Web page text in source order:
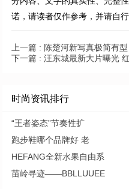
诺，请读者仅作参考，并请自行
上一篇 : 陈楚河新写真极简有
下一篇 : 汪东城最新大片曝光
时尚资讯排行
“王者姿态”节奏性扩
跑步鞋哪个品牌好 老
HEFANG全新水果自由系
苗岭寻迹——BBLLUUEE